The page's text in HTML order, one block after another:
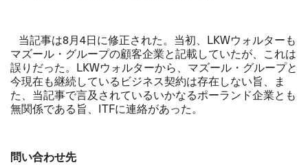
当記事は8月4日に修正された。当初、LKWウォルターも
マズール・グループの顧客企業と記載していたが、これは
誤りだった。LKWウォルターから、マズール・グループと
今現在も継続しているビジネス契約は存在しない旨、ま
た、当記事で言及されているいかなるポーランド企業とも
無関係である旨、ITFに連絡があった。
問い合わせ先